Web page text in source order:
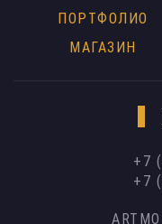
ПОРТФОЛИО
МАГАЗИН
+7
+7